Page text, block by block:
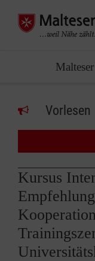
Vorlesen
Kursus